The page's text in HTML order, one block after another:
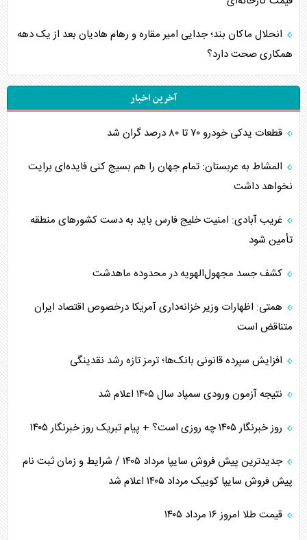
انحلال ماکان بند؛ جدایی امیر مقاره و رهام هادیان بعد از یک دهه
همکاری صحت دارد؟
آخرین اخبار
قطعات یدکی خودرو ۷۰ تا ۸۰ درصد گران شد
المشاط به عربستان: تمام جهان را هم بسیج کنی فایده‌ای برایت
نخواهد داشت
غریب آبادی: امنیت خلیج فارس باید به دست کشورهای منطقه
تأمین شود
کشف جسد مجهول‌الهویه در محدوده ماهدشت
همتی: اظهارات وزیر خزانه‌داری آمریکا درخصوص اقتصاد ایران
متناقض است
افزایش سپرده قانونی بانک‌ها؛ ترمز تازه رشد نقدینگی
نتیجه آزمون ورودی سمپاد سال ۱۴۰۵ اعلام شد
روز خبرنگار ۱۴۰۵ چه روزی است؟ + پیام تبریک روز خبرنگار ۱۴۰۵
جدیدترین پیش فروش سایپا مرداد ۱۴۰۵ / شرایط و زمان ثبت نام
پیش فروش سایپا کوییک مرداد ۱۴۰۵ اعلام شد
قیمت طلا امروز ۱۶ مرداد ۱۴۰۵